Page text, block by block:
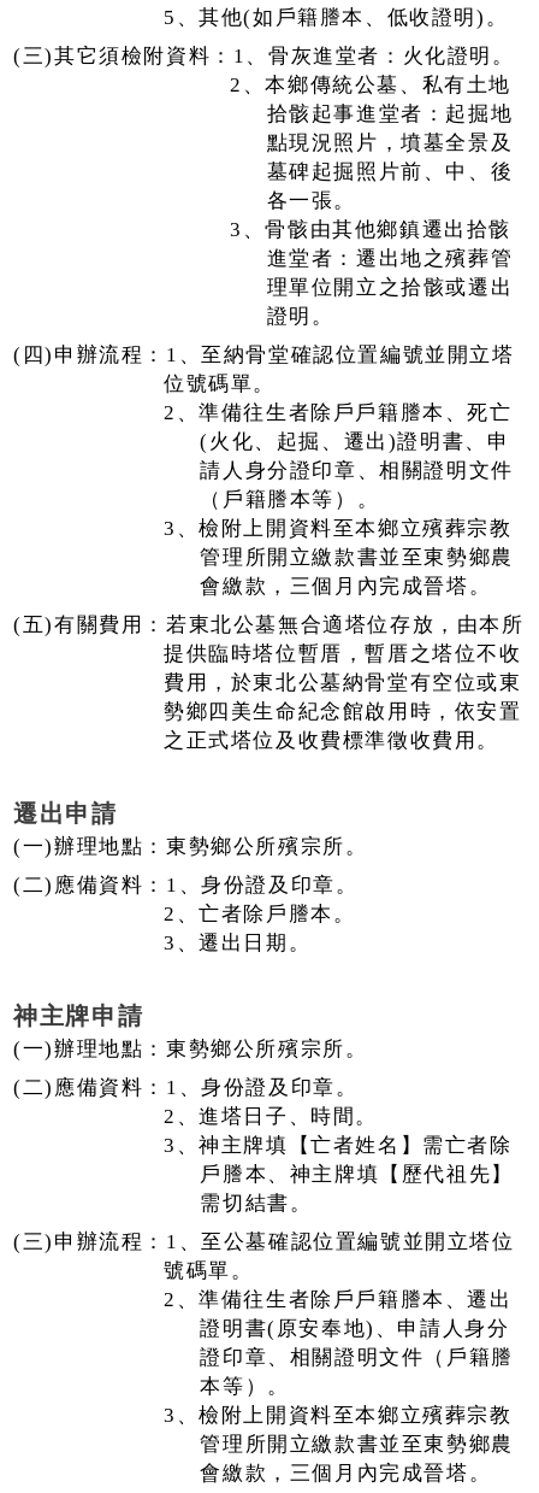
5、其他(如戶籍謄本、低收證明)。
(三)其它須檢附資料：1、骨灰進堂者：火化證明。
2、本鄉傳統公墓、私有土地
拾骸起事進堂者：起掘地
點現況照片，墳墓全景及
墓碑起掘照片前、中、後
各一張。
3、骨骸由其他鄉鎮遷出拾骸
進堂者：遷出地之殯葬管
理單位開立之拾骸或遷出
證明。
(四)申辦流程：1、至納骨堂確認位置編號並開立塔
位號碼單。
2、準備往生者除戶戶籍謄本、死亡
(火化、起掘、遷出)證明書、申
請人身分證印章、相關證明文件
（戶籍謄本等）。
3、檢附上開資料至本鄉立殯葬宗教
管理所開立繳款書並至東勢鄉農
會繳款，三個月內完成晉塔。
(五)有關費用：若東北公墓無合適塔位存放，由本所
提供臨時塔位暫厝，暫厝之塔位不收
費用，於東北公墓納骨堂有空位或東
勢鄉四美生命紀念館啟用時，依安置
之正式塔位及收費標準徵收費用。
遷出申請
(一)辦理地點：東勢鄉公所殯宗所。
(二)應備資料：1、身份證及印章。
2、亡者除戶謄本。
3、遷出日期。
神主牌申請
(一)辦理地點：東勢鄉公所殯宗所。
(二)應備資料：1、身份證及印章。
2、進塔日子、時間。
3、神主牌填【亡者姓名】需亡者除
戶謄本、神主牌填【歷代祖先】
需切結書。
(三)申辦流程：1、至公墓確認位置編號並開立塔位
號碼單。
2、準備往生者除戶戶籍謄本、遷出
證明書(原安奉地)、申請人身分
證印章、相關證明文件（戶籍謄
本等）。
3、檢附上開資料至本鄉立殯葬宗教
管理所開立繳款書並至東勢鄉農
會繳款，三個月內完成晉塔。